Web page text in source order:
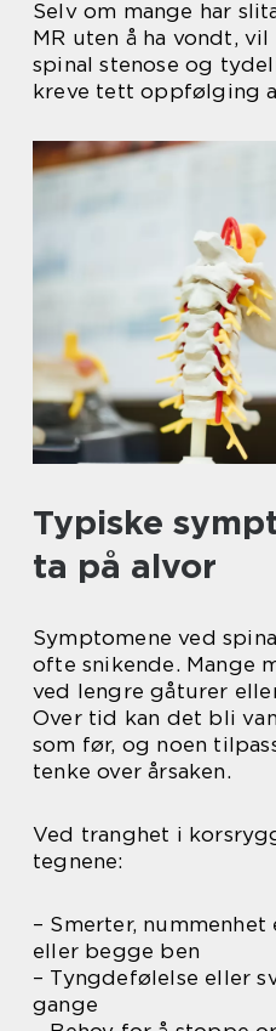
Selv om mange har
MR uten å ha vondt,
spinal stenose og
kreve tett oppfølging
Typiske
ta på alvor
Symptomene ved
ofte snikende. Mange
ved lengre gåturer
Over tid kan det bli
som før, og noen
tenke over årsaken.
Ved tranghet i
tegnene:
– Smerter,
eller begge ben
– Tyngdefølelse eller
gange